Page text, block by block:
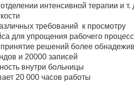
интенсивной терапии и т.
требований к просмотру
для упрощения рабочего
принятие решений более
и 20000 записей
внутри больницы
20 000 часов работы